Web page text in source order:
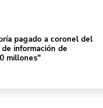
pagado a coronel del
información de
millones"